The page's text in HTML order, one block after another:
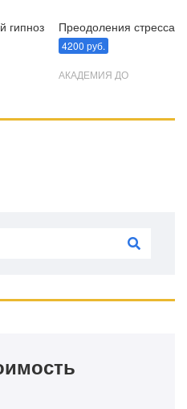
гипноз Преодоления стресса
4200 руб.
АКАДЕМИЯ ДО